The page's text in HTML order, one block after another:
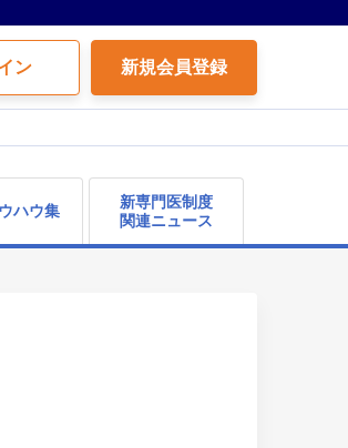
ン 新規会員登録
ハウ集
新専門医制度
関連ニュース